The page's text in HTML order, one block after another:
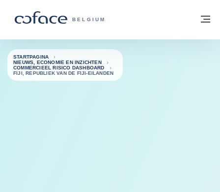
COFACE, FOR TRADE - GROEP
BELGIUM
Terug naar startpagina
STARTPAGINA
NIEUWS, ECONOMIE EN INZICHTEN
COMMERCIEEL RISICO DASHBOARD
FIJI, REPUBLIEK VAN DE FIJI-EILANDEN